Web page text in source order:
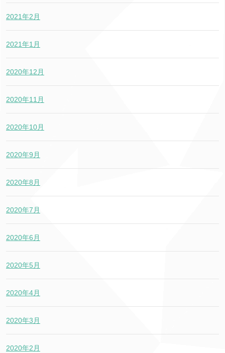
2021年2月
2021年1月
2020年12月
2020年11月
2020年10月
2020年9月
2020年8月
2020年7月
2020年6月
2020年5月
2020年4月
2020年3月
2020年2月